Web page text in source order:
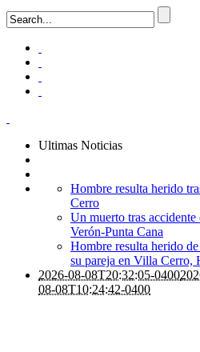
Ultimas Noticias
Hombre resulta herido
Cerro
Un muerto tras
Verón-Punta Cana
Hombre resulta herido
su pareja en Villa Cerro,
2026-08-08T20:32:05-0400
08-08T10:24:42-0400